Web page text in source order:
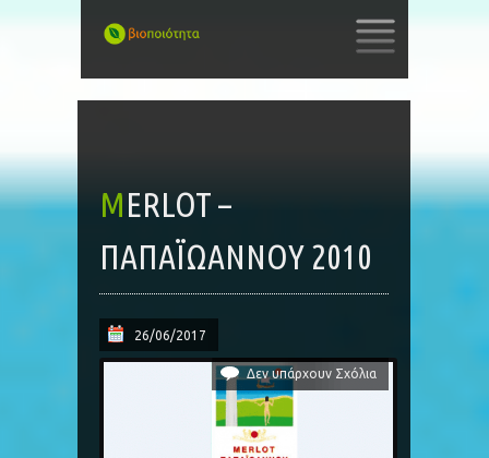
TO
MERLOT –
ΠΑΠΑΪΩΑΝΝΟΥ 2010
26/06/2017
Δεν υπάρχουν Σχόλια